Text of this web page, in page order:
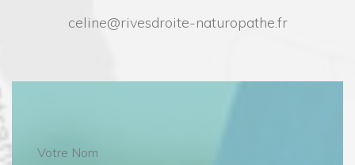
celine@rivesdroite-naturopathe.fr